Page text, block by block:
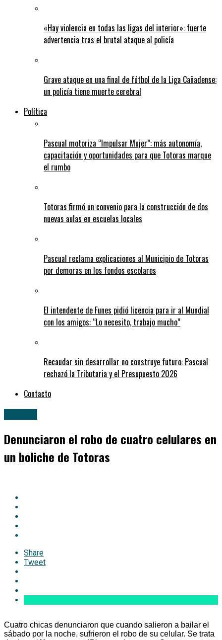
«Hay violencia en todas las ligas del interior»: fuerte
advertencia tras el brutal ataque al policía
Grave ataque en una final de fútbol de la Liga Cañadense:
un policía tiene muerte cerebral
Política
Pascual motoriza “Impulsar Mujer”: más autonomía,
capacitación y oportunidades para que Totoras marque
el rumbo
Totoras firmó un convenio para la construcción de dos
nuevas aulas en escuelas locales
Pascual reclama explicaciones al Municipio de Totoras
por demoras en los fondos escolares
El intendente de Funes pidió licencia para ir al Mundial
con los amigos: “Lo necesito, trabajo mucho”
Recaudar sin desarrollar no construye futuro: Pascual
rechazó la Tributaria y el Presupuesto 2026
Contacto
Denunciaron el robo de cuatro celulares en
un boliche de Totoras
Share
Tweet
Cuatro chicas denunciaron que cuando salieron a bailar el
sábado por la noche, sufrieron el robo de su celular. Se trata